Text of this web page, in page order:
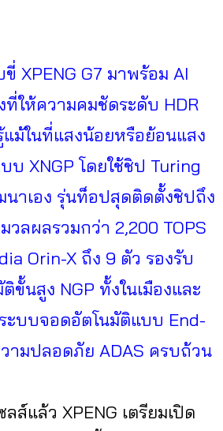
XPENG G7 มาพร้อม AI
ที่ให้ความคมชัดระดับ HDR
แม้ในที่แสงน้อยหรือย้อนแสง
บ XNGP โดยใช้ชิป Turing
นาเอง รุ่นท็อปสุดติดตั้งชิปถึง
วลผลรวมกว่า 2,200 TOPS
Orin-X ถึง 9 ตัว รองรับ
ขั้นสูง NGP ทั้งในเมืองและ
ะบบจอดอัตโนมัติแบบ End-
ามปลอดภัย ADAS ครบถ้วน
ส์แล้ว XPENG เตรียมเปิด